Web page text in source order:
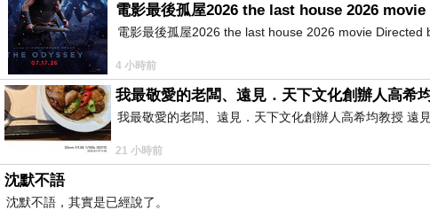
電影最後孤屋2026 the last house 2026 movie
電影最後孤屋2026 the last house 2026 movie
4 小時前
我最敬愛的老闆、遠見．天下文化創辦人高希
我最敬愛的老闆、遠見．天下文化創辦人高希均教授 遠
21 小時前
沈默不語
沈默不語，其實是已經說了。